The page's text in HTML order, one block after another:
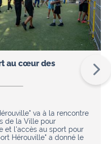
au cœur des
va à la rencontre
de la Ville pour
et l'accès au sport pour
Hérouville" a donné le